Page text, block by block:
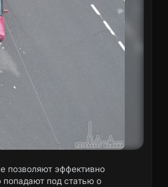
позволяют эффективно
попадают под статью о